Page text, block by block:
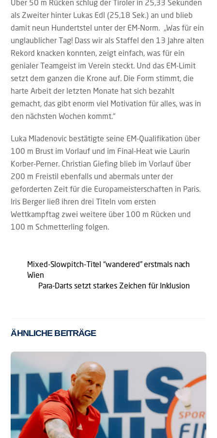
Über 50 m Rücken schlug der Tiroler in 25,33 Sekunden
als Zweiter hinter Lukas Edl (25,18 Sek.) an und blieb
damit neun Hundertstel unter der EM-Norm. „Was für ein
unglaublicher Tag! Dass wir als Staffel den 13 Jahre alten
Rekord knacken konnten, zeigt einfach, was für ein
genialer Teamgeist im Verein steckt. Und das EM-Limit
setzt dem ganzen die Krone auf. Die Form stimmt, die
harte Arbeit der letzten Monate hat sich bezahlt
gemacht, das gibt enorm viel Motivation für alles, was in
den nächsten Wochen kommt.“
Luka Mladenovic bestätigte seine EM-Qualifikation über
100 m Brust im Vorlauf und im Final-Heat wie Laurin
Korber-Perner. Christian Giefing blieb im Vorlauf über
200 m Freistil ebenfalls und abermals unter der
geforderten Zeit für die Europameisterschaften in Paris.
Iris Berger ließ ihren drei Titeln vom ersten
Wettkampftag zwei weitere über 100 m Rücken und
100 m Schmetterling folgen.
Mixed-Slowpitch-Titel “wandered” erstmals nach
Wien
Para-Darts setzt starkes Zeichen für Inklusion
ÄHNLICHE BEITRÄGE